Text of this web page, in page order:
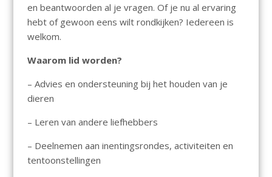
en beantwoorden al je vragen. Of je nu al ervaring
hebt of gewoon eens wilt rondkijken? Iedereen is
welkom.
Waarom lid worden?
– Advies en ondersteuning bij het houden van je
dieren
– Leren van andere liefhebbers
– Deelnemen aan inentingsrondes, activiteiten en
tentoonstellingen